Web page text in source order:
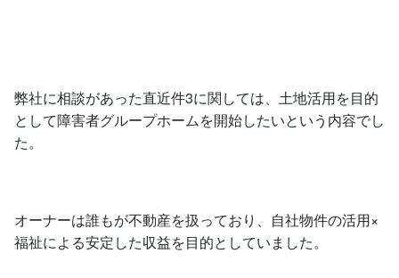
弊社に相談があった直近件3に関しては、土地活用を目的
として障害者グループホームを開始したいという内容でし
た。
オーナーは誰もが不動産を扱っており、自社物件の活用×
福祉による安定した収益を目的としていました。